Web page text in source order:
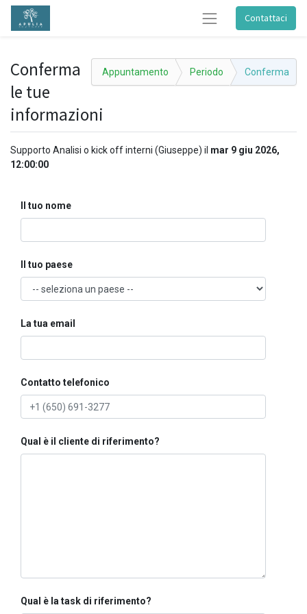
Contattaci
Appuntamento Periodo Conferma
Conferma
le tue
informazioni
Supporto Analisi o kick off interni (Giuseppe) il mar 9 giu 2026,
12:00:00
Il tuo nome
Il tuo paese
La tua email
Contatto telefonico
Qual è il cliente di riferimento?
Qual è la task di riferimento?